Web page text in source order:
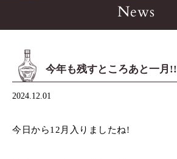
News
今年も残すところあと一月!!
2024.12.01
今日から12月入りましたね!